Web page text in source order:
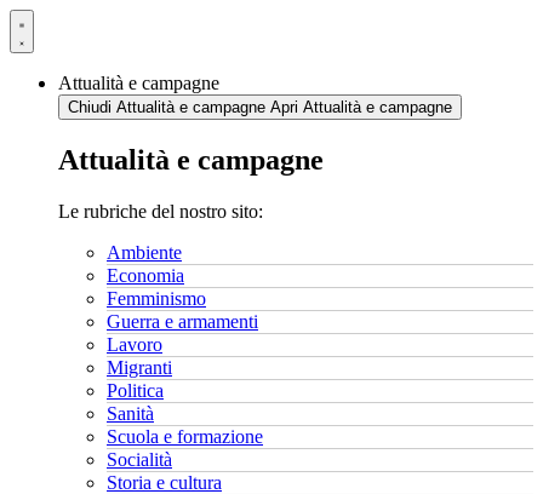
Vai
al
Attualità e campagne
Chiudi Attualità e campagne Apri Attualità e campagne
Attualità e campagne
Le rubriche del nostro sito:
Ambiente
Economia
Femminismo
Guerra e armamenti
Lavoro
Migranti
Politica
Sanità
Scuola e formazione
Socialità
Storia e cultura